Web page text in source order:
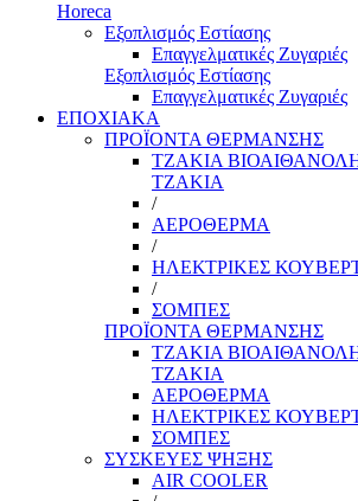
Horeca
Εξοπλισμός Εστίασης
Επαγγελματικές Ζυγαριές
Εξοπλισμός Εστίασης
Επαγγελματικές Ζυγαριές
ΕΠΟΧΙΑΚΑ
ΠΡΟΪΟΝΤΑ ΘΕΡΜΑΝΣΗΣ
ΤΖΑΚΙΑ
ΤΖΑΚΙΑ
/
ΑΕΡΟΘΕΡΜΑ
/
ΗΛΕΚΤΡΙΚΕΣ
/
ΣΟΜΠΕΣ
ΠΡΟΪΟΝΤΑ ΘΕΡΜΑΝΣΗΣ
ΤΖΑΚΙΑ
ΤΖΑΚΙΑ
ΑΕΡΟΘΕΡΜΑ
ΗΛΕΚΤΡΙΚΕΣ
ΣΟΜΠΕΣ
ΣΥΣΚΕΥΕΣ ΨΗΞΗΣ
AIR COOLER